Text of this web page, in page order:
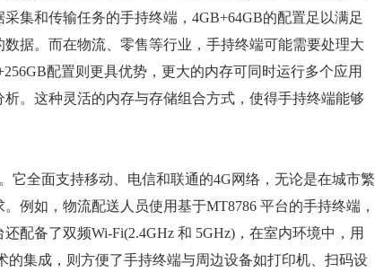
集和传输任务的手持终端，4GB+64GB的配置足以满足
据。而在物流、零售等行业，手持终端可能需要处理大
配置则更具优势，更大的内存可同时运行多个应用
。这种灵活的内存与存储组合方式，使得手持终端能够
全面支持移动、电信和联通的4G网络，无论是在城市繁
例如，物流配送人员使用基于MT8786 平台的手持终端，
配备了双频Wi-Fi(2.4GHz 和 5GHz)，在室内环境中，用
集成，则方便了手持终端与周边设备如打印机、扫码设